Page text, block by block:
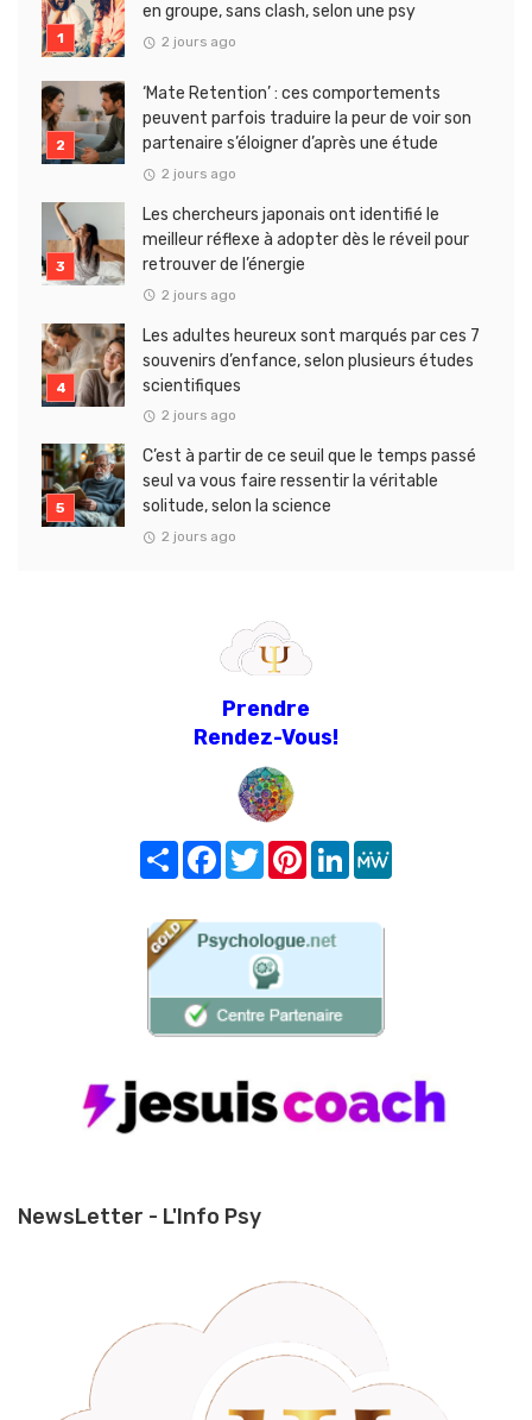
en groupe, sans clash, selon une psy
2 jours ago
‘Mate Retention’ : ces comportements
peuvent parfois traduire la peur de voir son
partenaire s’éloigner d’après une étude
2 jours ago
Les chercheurs japonais ont identifié le
meilleur réflexe à adopter dès le réveil pour
retrouver de l’énergie
2 jours ago
Les adultes heureux sont marqués par ces 7
souvenirs d’enfance, selon plusieurs études
scientifiques
2 jours ago
C’est à partir de ce seuil que le temps passé
seul va vous faire ressentir la véritable
solitude, selon la science
2 jours ago
Prendre
Rendez-Vous!
Share FacebookTwitterPinterest
LinkedIn
NewsLetter - L'Info Psy